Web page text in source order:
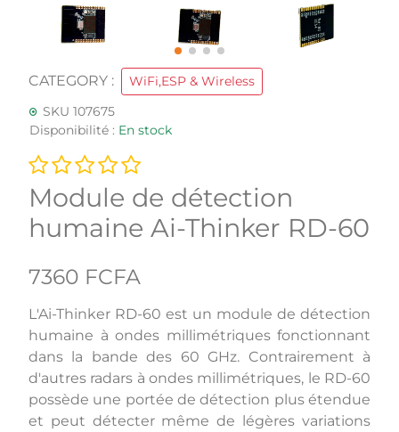
CATEGORY :
WiFi,ESP & Wireless
SKU 107675
Disponibilité : En stock
Module de détection
humaine Ai-Thinker RD-60
7360 FCFA
L'Ai-Thinker RD-60 est un module de détection
humaine à ondes millimétriques fonctionnant
dans la bande des 60 GHz. Contrairement à
d'autres radars à ondes millimétriques, le RD-60
possède une portée de détection plus étendue
et peut détecter même de légères variations